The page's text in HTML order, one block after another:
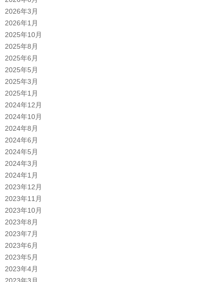
2026年3月
2026年1月
2025年10月
2025年8月
2025年6月
2025年5月
2025年3月
2025年1月
2024年12月
2024年10月
2024年8月
2024年6月
2024年5月
2024年3月
2024年1月
2023年12月
2023年11月
2023年10月
2023年8月
2023年7月
2023年6月
2023年5月
2023年4月